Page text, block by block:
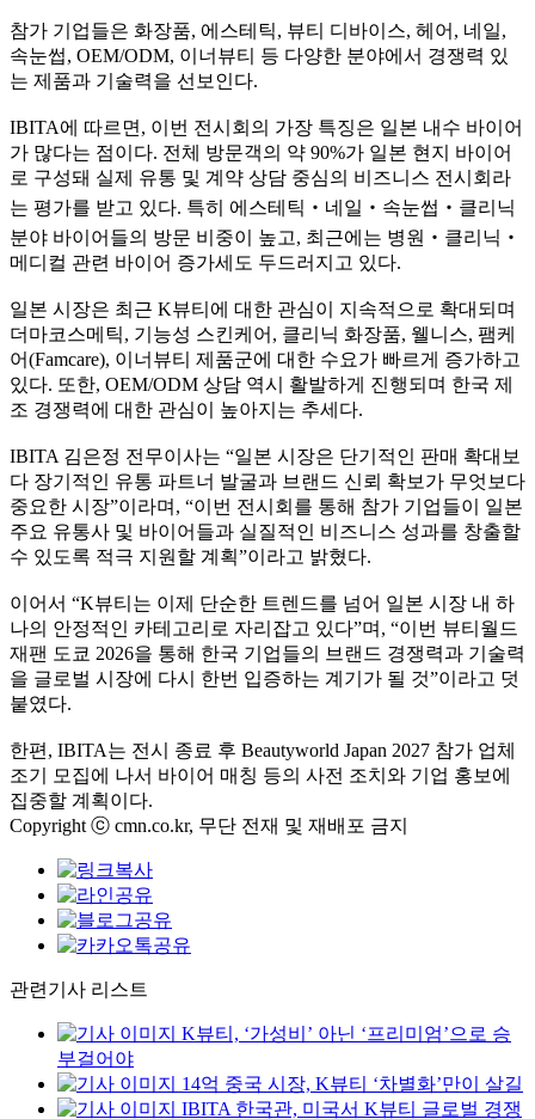
참가 기업들은 화장품, 에스테틱, 뷰티 디바이스, 헤어, 네일,
속눈썹, OEM/ODM, 이너뷰티 등 다양한 분야에서 경쟁력 있
는 제품과 기술력을 선보인다.
IBITA에 따르면, 이번 전시회의 가장 특징은 일본 내수 바이어
가 많다는 점이다. 전체 방문객의 약 90%가 일본 현지 바이어
로 구성돼 실제 유통 및 계약 상담 중심의 비즈니스 전시회라
는 평가를 받고 있다. 특히 에스테틱‧네일‧속눈썹‧클리닉
분야 바이어들의 방문 비중이 높고, 최근에는 병원‧클리닉‧
메디컬 관련 바이어 증가세도 두드러지고 있다.
일본 시장은 최근 K뷰티에 대한 관심이 지속적으로 확대되며
더마코스메틱, 기능성 스킨케어, 클리닉 화장품, 웰니스, 팸케
어(Famcare), 이너뷰티 제품군에 대한 수요가 빠르게 증가하고
있다. 또한, OEM/ODM 상담 역시 활발하게 진행되며 한국 제
조 경쟁력에 대한 관심이 높아지는 추세다.
IBITA 김은정 전무이사는 “일본 시장은 단기적인 판매 확대보
다 장기적인 유통 파트너 발굴과 브랜드 신뢰 확보가 무엇보다
중요한 시장”이라며, “이번 전시회를 통해 참가 기업들이 일본
주요 유통사 및 바이어들과 실질적인 비즈니스 성과를 창출할
수 있도록 적극 지원할 계획”이라고 밝혔다.
이어서 “K뷰티는 이제 단순한 트렌드를 넘어 일본 시장 내 하
나의 안정적인 카테고리로 자리잡고 있다”며, “이번 뷰티월드
재팬 도쿄 2026을 통해 한국 기업들의 브랜드 경쟁력과 기술력
을 글로벌 시장에 다시 한번 입증하는 계기가 될 것”이라고 덧
붙였다.
한편, IBITA는 전시 종료 후 Beautyworld Japan 2027 참가 업체
조기 모집에 나서 바이어 매칭 등의 사전 조치와 기업 홍보에
집중할 계획이다.
Copyright ⓒ cmn.co.kr, 무단 전재 및 재배포 금지
관련기사 리스트
K뷰티, ‘가성비’ 아닌 ‘프리미엄’으로 승
부걸어야
14억 중국 시장, K뷰티 ‘차별화’만이 살길
IBITA 한국관, 미국서 K뷰티 글로벌 경쟁